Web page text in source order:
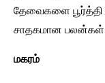
தேவைகளை
சாதகமான பலன்கள்
மகரம்